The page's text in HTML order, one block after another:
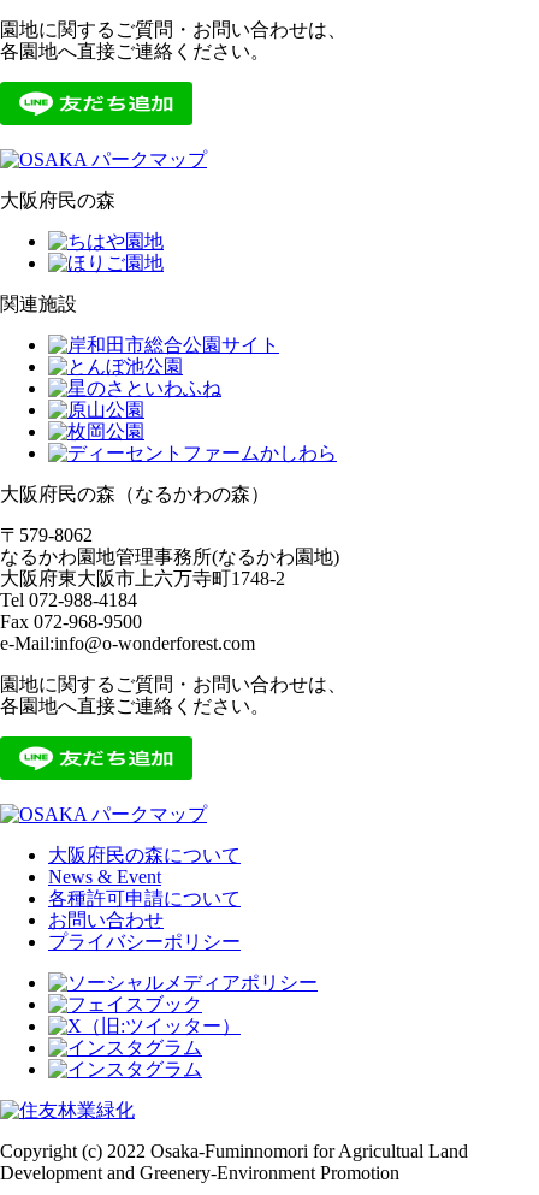
園地に関するご質問・お問い合わせは、
各園地へ直接ご連絡ください。
大阪府民の森
関連施設
大阪府民の森（なるかわの森）
〒579-8062
なるかわ園地管理事務所(なるかわ園地)
大阪府東大阪市上六万寺町1748-2
Tel 072-988-4184
Fax 072-968-9500
e-Mail:info@o-wonderforest.com
園地に関するご質問・お問い合わせは、
各園地へ直接ご連絡ください。
大阪府民の森について
News & Event
各種許可申請について
お問い合わせ
プライバシーポリシー
Copyright (c) 2022 Osaka-Fuminnomori for Agricultual Land
Development and Greenery-Environment Promotion